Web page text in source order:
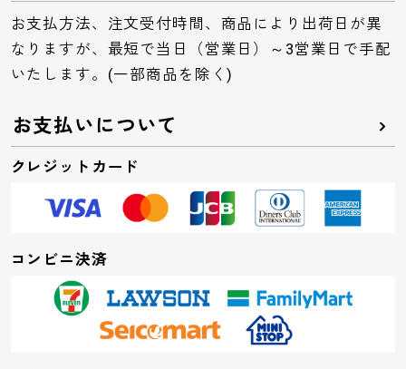
お支払方法、注文受付時間、商品により出荷日が異
なりますが、最短で当日（営業日）～3営業日で手配
いたします。(一部商品を除く)
お支払いについて
クレジットカード
コンビニ決済